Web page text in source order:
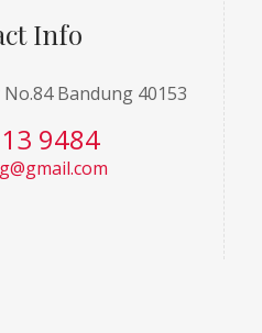
Info
Bandung 40153
9484